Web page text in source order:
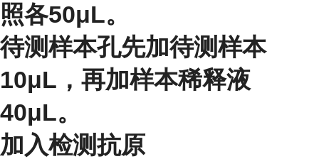
照各50μL。
待测样本孔先加待测样本
10μL，再加样本稀释液
40μL。
加入检测抗原